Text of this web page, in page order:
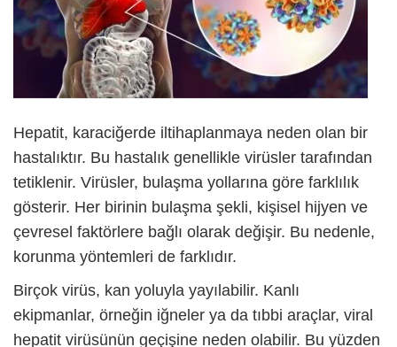
Hepatit, karaciğerde iltihaplanmaya neden olan bir
hastalıktır. Bu hastalık genellikle virüsler tarafından
tetiklenir. Virüsler, bulaşma yollarına göre farklılık
gösterir. Her birinin bulaşma şekli, kişisel hijyen ve
çevresel faktörlere bağlı olarak değişir. Bu nedenle,
korunma yöntemleri de farklıdır.
Birçok virüs, kan yoluyla yayılabilir. Kanlı
ekipmanlar, örneğin iğneler ya da tıbbi araçlar, viral
hepatit virüsünün geçişine neden olabilir. Bu yüzden